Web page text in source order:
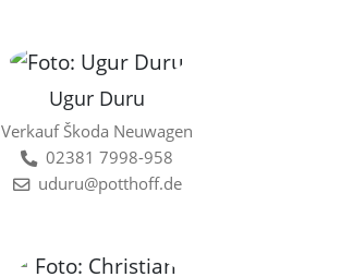
Ugur Duru
Verkauf Škoda Neuwagen
02381 7998-958
uduru@potthoff.de